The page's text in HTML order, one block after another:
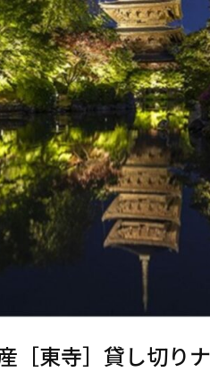
［東寺］貸し切り